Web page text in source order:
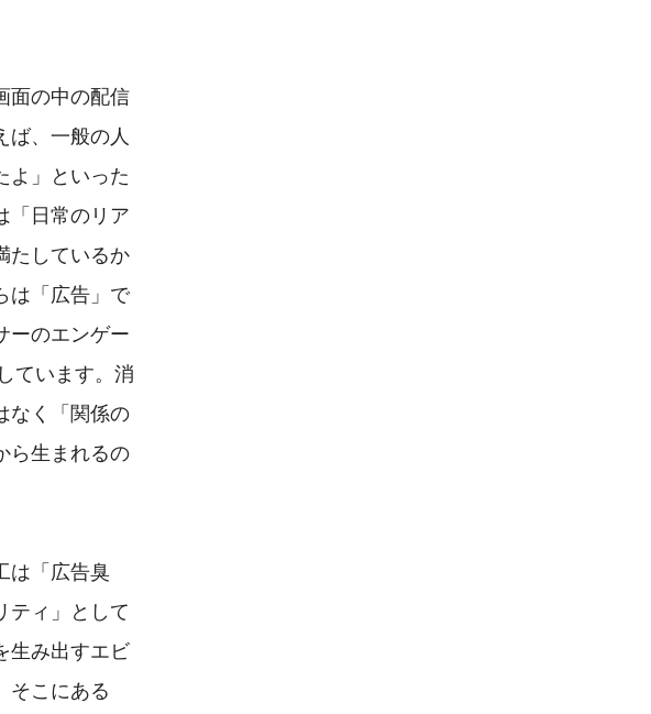
面の中の配信
ば、一般の人
よ」といった
「日常のリア
たしているか
は「広告」で
ーのエンゲー
ています。消
なく「関係の
ら生まれるの
は「広告臭
ティ」として
生み出すエビ
そこにある